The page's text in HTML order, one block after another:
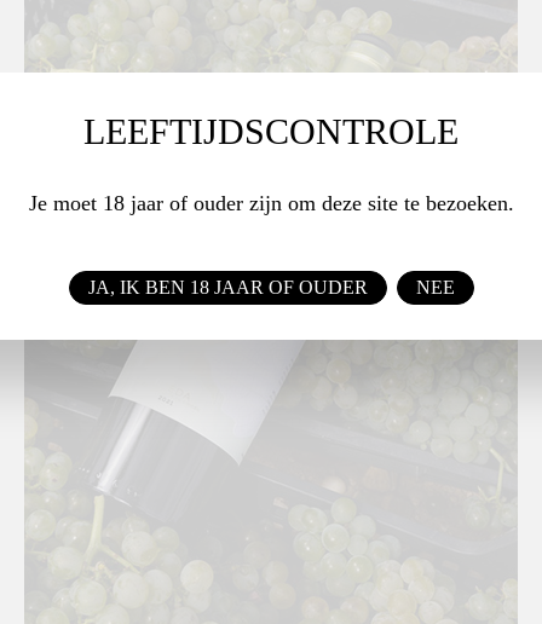
LEEFTIJDSCONTROLE
Je moet 18 jaar of ouder zijn om deze site te bezoeken.
JA, IK BEN 18 JAAR OF OUDER NEE